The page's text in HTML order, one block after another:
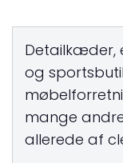
Detailkæder,
og
mange
allerede af